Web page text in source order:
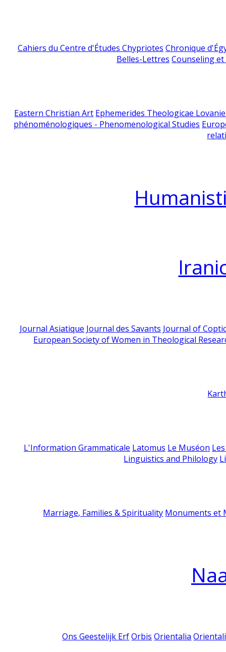
Cahiers du Centre d'Études Chypriotes Chronique
Belles-Lettres Counseling
Eastern Christian Art Ephemerides Theologicae
phénoménologiques - Phenomenological Studies
Journal Asiatique Journal des Savants Journal of
European Society of Women in Theological
L'Information Grammaticale Latomus Le Muséon
Linguistics and Philology
Marriage, Families & Spirituality Monuments et
Ons Geestelijk Erf Orbis Orientalia